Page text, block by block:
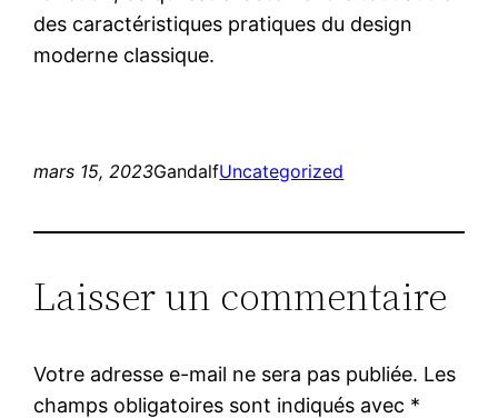
des caractéristiques pratiques du design
moderne classique.
mars 15, 2023GandalfUncategorized
Laisser un commentaire
Votre adresse e-mail ne sera pas publiée. Les
champs obligatoires sont indiqués avec *